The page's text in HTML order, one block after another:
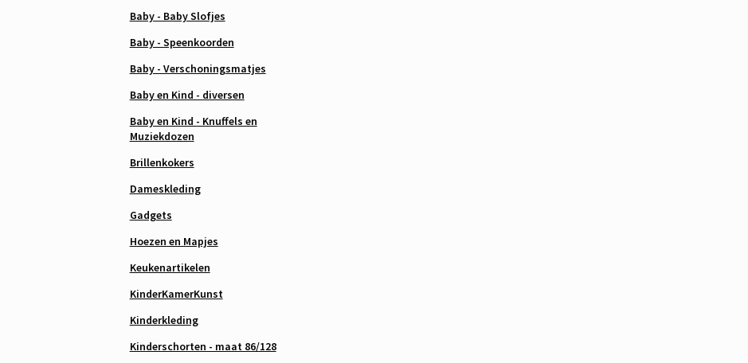
Baby - Baby Slofjes
Baby - Speenkoorden
Baby - Verschoningsmatjes
Baby en Kind - diversen
Baby en Kind - Knuffels en
Muziekdozen
Brillenkokers
Dameskleding
Gadgets
Hoezen en Mapjes
Keukenartikelen
KinderKamerKunst
Kinderkleding
Kinderschorten - maat 86/128